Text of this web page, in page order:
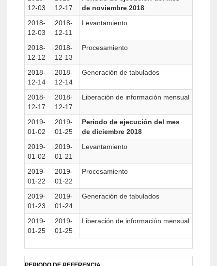
12-03
12-17
de noviembre 2018
2018-
12-03
2018-
12-11
Levantamiento
2018-
12-12
2018-
12-13
Procesamiento
2018-
12-14
2018-
12-14
Generación de tabulados
2018-
12-17
2018-
12-17
Liberación de información mensual
2019-
01-02
2019-
01-25
Periodo de ejecución del mes
de diciembre 2018
2019-
01-02
2019-
01-21
Levantamiento
2019-
01-22
2019-
01-22
Procesamiento
2019-
01-23
2019-
01-24
Generación de tabulados
2019-
01-25
2019-
01-25
Liberación de información mensual